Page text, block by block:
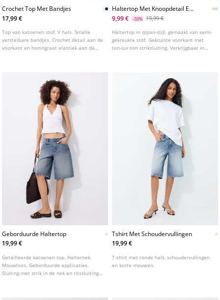
Crochet Top Met Bandjes
17,99 €
Top van katoenen stof. V hals. Smalle
verstelbare bandjes. Crochet detail aan de
voorkant en honingraat elastiek aan de
Haltertop Met Knoopdetail En
Kreukeleffect
9,99 € -50% 19,99 €
Haltertop in qipao-stijl, gemaakt van semi-
gekreukte stof. Gekruiste voorkant met
ton-sur-ton striksluiting. Verkrijgbaar in
Geborduurde Haltertop
19,99 €
Getailleerde katoenen top. Halternek.
Mouwloos. Geborduurde applicaties.
Sluiting met strik in de nek en ritssluiting
Tshirt Met Schoudervullingen
19,99 €
T-shirt met ronde hals, schoudervullingen
en korte mouwen.